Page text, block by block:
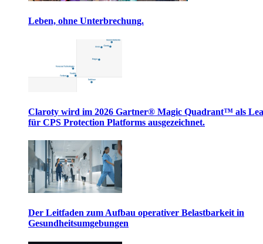
Leben, ohne Unterbrechung.
Claroty wird im 2026 Gartner® Magic Quadrant™ als
für CPS Protection Platforms ausgezeichnet.
Der Leitfaden zum Aufbau operativer Belastbarkeit in
Gesundheitsumgebungen